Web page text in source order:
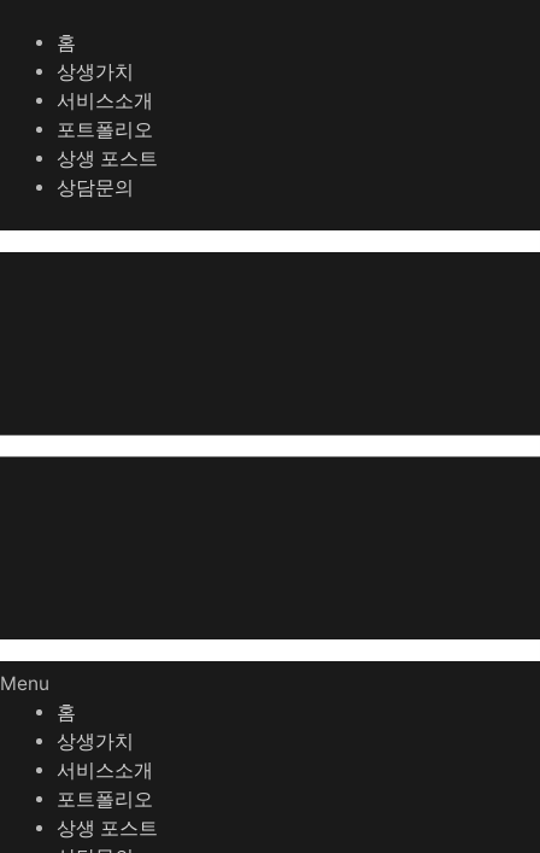
홈
상생가치
서비스소개
포트폴리오
상생 포스트
상담문의
Menu
홈
상생가치
서비스소개
포트폴리오
상생 포스트